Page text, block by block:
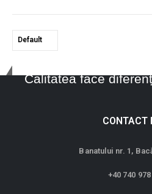
Calitatea face
CONTACT
Banatului nr. 1,
+40 740